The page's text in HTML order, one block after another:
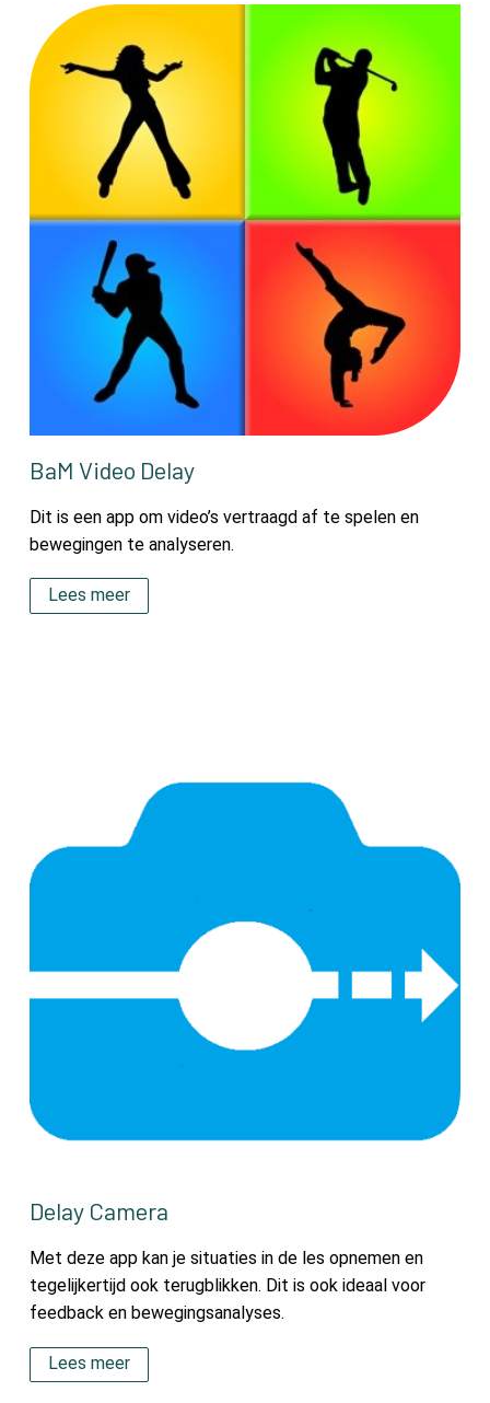
BaM Video Delay
Dit is een app om video’s vertraagd af te spelen en
bewegingen te analyseren.
Lees meer
Delay Camera
Met deze app kan je situaties in de les opnemen en
tegelijkertijd ook terugblikken. Dit is ook ideaal voor
feedback en bewegingsanalyses.
Lees meer